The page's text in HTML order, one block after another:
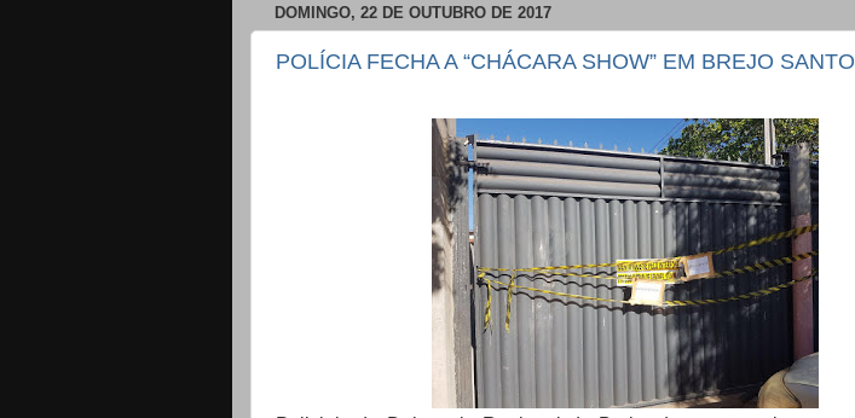
DOMINGO, 22 DE OUTUBRO DE 2017
POLÍCIA FECHA A “CHÁCARA SHOW” EM BREJO SANTO